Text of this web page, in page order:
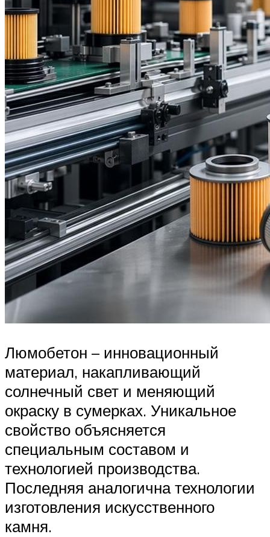
Люмобетон – инновационный
материал, накапливающий
солнечный свет и меняющий
окраску в сумерках. Уникальное
свойство объясняется
специальным составом и
технологией производства.
Последняя аналогична технологии
изготовления искусственного
камня.